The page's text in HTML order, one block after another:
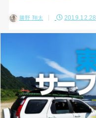
勝野 翔太 2019.12.28